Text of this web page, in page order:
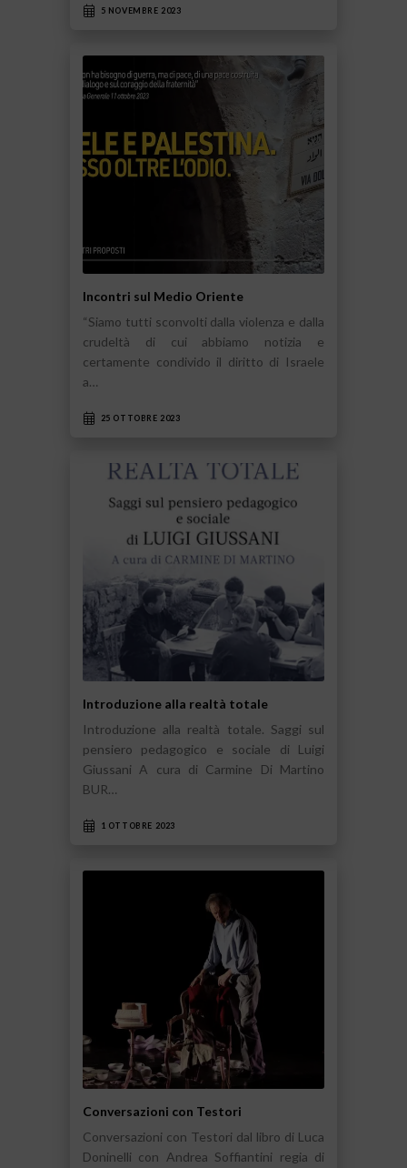
5 NOVEMBRE 2023
Incontri sul Medio Oriente
“Siamo tutti sconvolti dalla violenza e dalla
crudeltà di cui abbiamo notizia e
certamente condivido il diritto di Israele
a…
25 OTTOBRE 2023
Introduzione alla realtà totale
Introduzione alla realtà totale. Saggi sul
pensiero pedagogico e sociale di Luigi
Giussani A cura di Carmine Di Martino
BUR…
1 OTTOBRE 2023
Conversazioni con Testori
Conversazioni con Testori dal libro di Luca
Doninelli con Andrea Soffiantini regia di